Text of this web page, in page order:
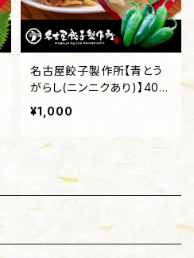
名古屋餃子製作所【青とう
がらし(ニンニクあり)】40個
入り
¥1,000